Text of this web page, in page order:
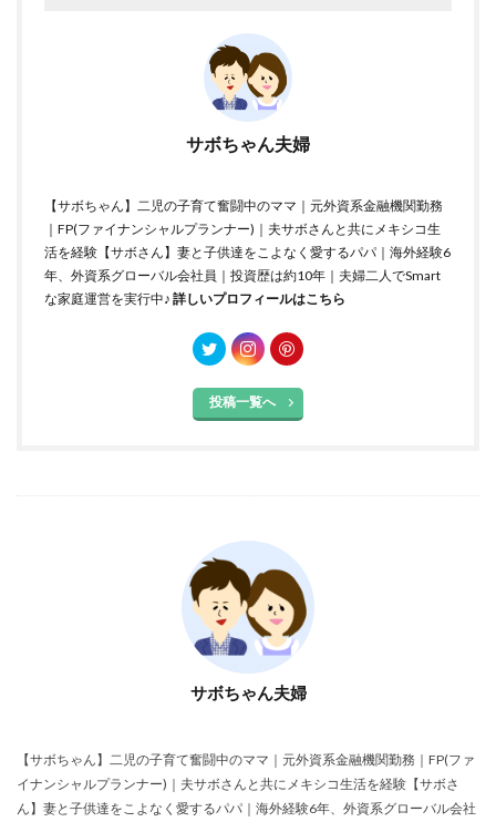
サボちゃん夫婦
【サボちゃん】二児の子育て奮闘中のママ｜元外資系金融機関勤務
｜FP(ファイナンシャルプランナー)｜夫サボさんと共にメキシコ生
活を経験【サボさん】妻と子供達をこよなく愛するパパ｜海外経験6
年、外資系グローバル会社員｜投資歴は約10年｜夫婦二人でSmart
な家庭運営を実行中♪ 詳しいプロフィールはこちら
投稿一覧へ
サボちゃん夫婦
【サボちゃん】二児の子育て奮闘中のママ｜元外資系金融機関勤務｜FP(ファ
イナンシャルプランナー)｜夫サボさんと共にメキシコ生活を経験【サボさ
ん】妻と子供達をこよなく愛するパパ｜海外経験6年、外資系グローバル会社